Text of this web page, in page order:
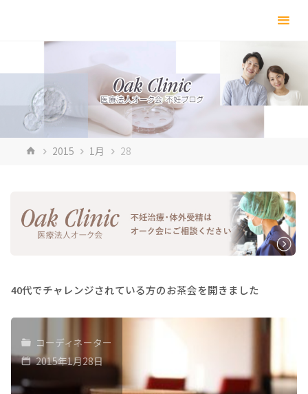
キ
ホ 2015 1月 28
40代でチャレンジされている方のお茶会を開きました
コーディネーター
2015年1月28日